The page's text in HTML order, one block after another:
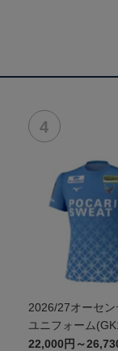
2026/27オーセ
ユニフォーム
22,000円～